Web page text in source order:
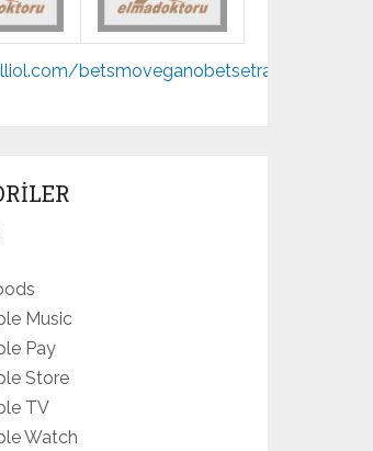
betsmoveganobetsetrabet
Music
Pay
Store
TV
Watch